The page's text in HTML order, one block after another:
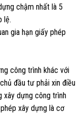
chậm nhất là 5
lệ.
gia hạn giấy phép
công trình khác với
đầu tư phải xin điều
xây dựng công trình
xây dựng là cơ